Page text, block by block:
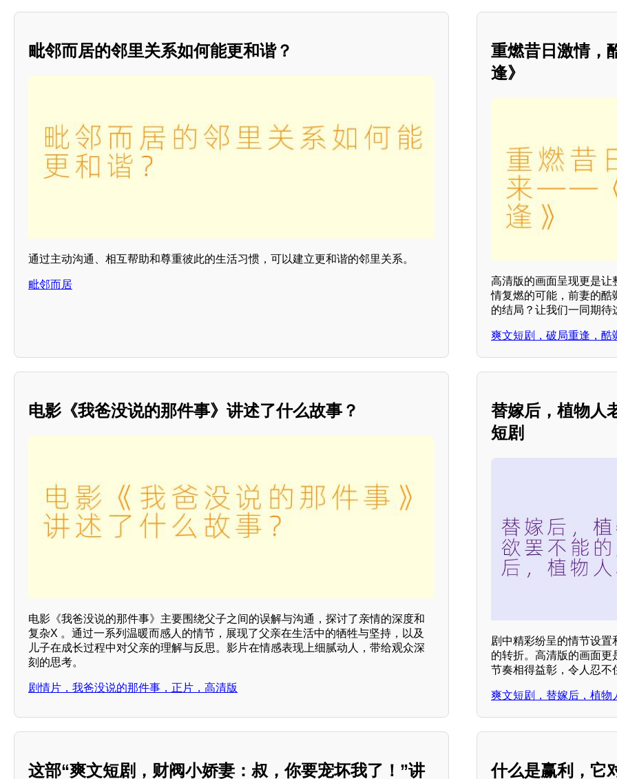
毗邻而居的邻里关系如何能更和谐？
通过主动沟通、相互帮助和尊重彼此的生活习惯，可以建立更和谐的邻里关系。
毗邻而居
重燃昔日激情
逢》
高清版的画面呈现更是让
情复燃的可能，前妻的酷
的结局？让我们一同期
爽文短剧，破局重逢，酷
电影《我爸没说的那件事》讲述了什么故事？
电影《我爸没说的那件事》主要围绕父子之间的误解与沟通，探讨了亲情的深度和
复杂X 。通过一系列温暖而感人的情节，展现了父亲在生活中的牺牲与坚持，以及
儿子在成长过程中对父亲的理解与反思。影片在情感表现上细腻动人，带给观众深
刻的思考。
剧情片，我爸没说的那件事，正片，高清版
替嫁后，植物人
短剧
剧中精彩纷呈的情节设
的转折。高清版的画面
节奏相得益彰，令人忍不
爽文短剧，替嫁后，植物
这部“爽文短剧，财阀小娇妻：叔，你要宠坏我了！”讲 什么是赢利，它